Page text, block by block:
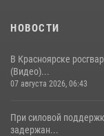
НОВОСТИ
В Красноярске
(Видео)...
07 августа 2026, 06:43
При силовой
задержан...